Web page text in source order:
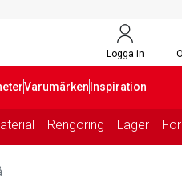
Logga in
Varumärken Inspiration
Rengöring Lager